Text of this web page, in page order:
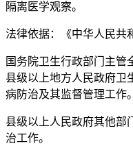
隔离医学观察。
法律依据：《中华人民共
国务院卫生行政部门主管
县级以上地方人民政府卫
病防治及其监督管理工作。
县级以上人民政府其他部
治工作。